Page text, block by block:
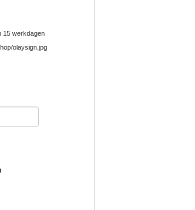
15 werkdagen